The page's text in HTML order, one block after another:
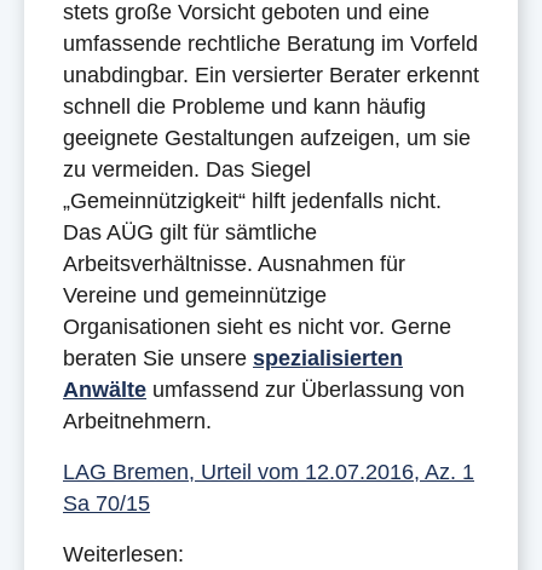
stets große Vorsicht geboten und eine
umfassende rechtliche Beratung im Vorfeld
unabdingbar. Ein versierter Berater erkennt
schnell die Probleme und kann häufig
geeignete Gestaltungen aufzeigen, um sie
zu vermeiden. Das Siegel
„Gemeinnützigkeit“ hilft jedenfalls nicht.
Das AÜG gilt für sämtliche
Arbeitsverhältnisse. Ausnahmen für
Vereine und gemeinnützige
Organisationen sieht es nicht vor. Gerne
beraten Sie unsere spezialisierten
Anwälte umfassend zur Überlassung von
Arbeitnehmern.
LAG Bremen, Urteil vom 12.07.2016, Az. 1
Sa 70/15
Weiterlesen: